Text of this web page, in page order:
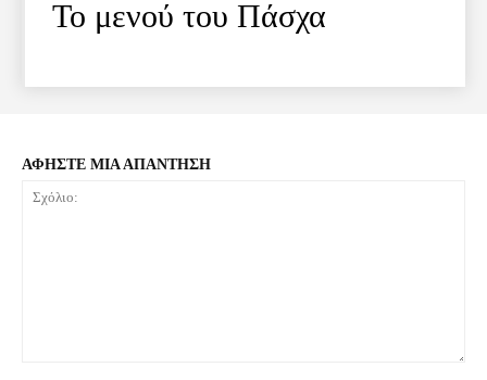
Το μενού του Πάσχα
ΑΦΗΣΤΕ ΜΙΑ ΑΠΑΝΤΗΣΗ